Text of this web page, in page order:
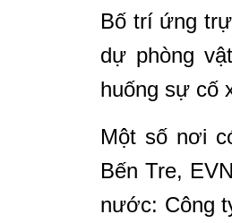
Bố trí ứng
dự phòng
huống sự cố
Một số nơi
Bến Tre,
nước: Công